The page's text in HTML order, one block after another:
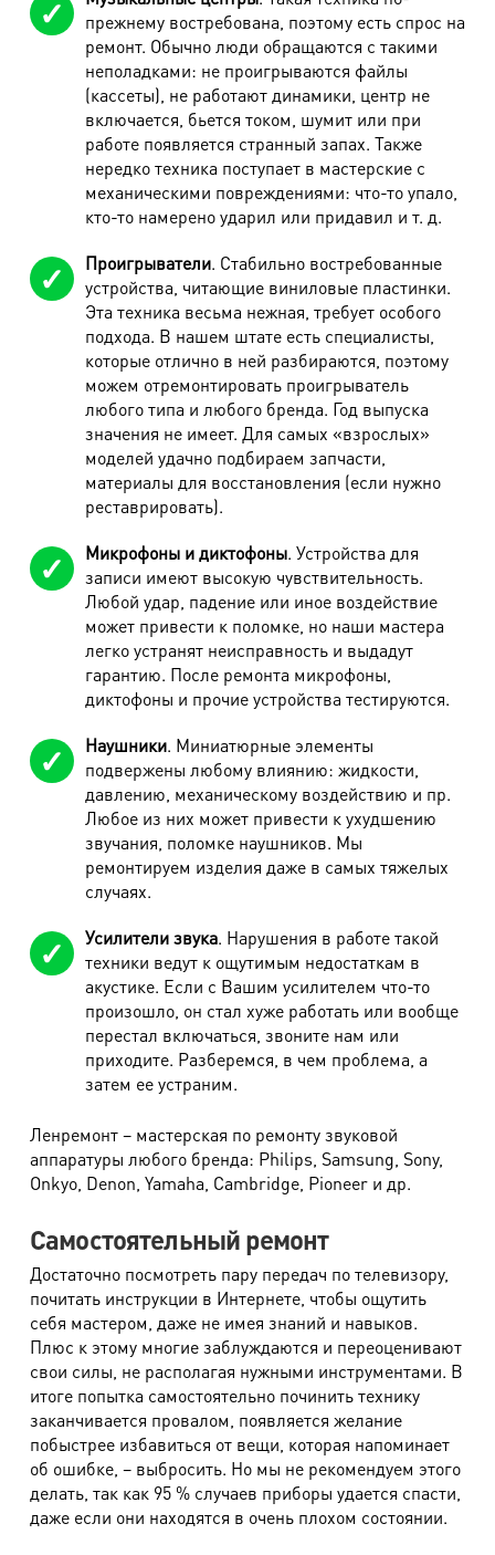
прежнему востребована, поэтому есть спрос на
ремонт. Обычно люди обращаются с такими
неполадками: не проигрываются файлы
(кассеты), не работают динамики, центр не
включается, бьется током, шумит или при
работе появляется странный запах. Также
нередко техника поступает в мастерские с
механическими повреждениями: что-то упало,
кто-то намерено ударил или придавил и т. д.
Проигрыватели. Стабильно востребованные
устройства, читающие виниловые пластинки.
Эта техника весьма нежная, требует особого
подхода. В нашем штате есть специалисты,
которые отлично в ней разбираются, поэтому
можем отремонтировать проигрыватель
любого типа и любого бренда. Год выпуска
значения не имеет. Для самых «взрослых»
моделей удачно подбираем запчасти,
материалы для восстановления (если нужно
реставрировать).
Микрофоны и диктофоны. Устройства для
записи имеют высокую чувствительность.
Любой удар, падение или иное воздействие
может привести к поломке, но наши мастера
легко устранят неисправность и выдадут
гарантию. После ремонта микрофоны,
диктофоны и прочие устройства тестируются.
Наушники. Миниатюрные элементы
подвержены любому влиянию: жидкости,
давлению, механическому воздействию и пр.
Любое из них может привести к ухудшению
звучания, поломке наушников. Мы
ремонтируем изделия даже в самых тяжелых
случаях.
Усилители звука. Нарушения в работе такой
техники ведут к ощутимым недостаткам в
акустике. Если с Вашим усилителем что-то
произошло, он стал хуже работать или вообще
перестал включаться, звоните нам или
приходите. Разберемся, в чем проблема, а
затем ее устраним.
Ленремонт – мастерская по ремонту звуковой
аппаратуры любого бренда: Philips, Samsung, Sony,
Onkyo, Denon, Yamaha, Cambridge, Pioneer и др.
Самостоятельный ремонт
Достаточно посмотреть пару передач по телевизору,
почитать инструкции в Интернете, чтобы ощутить
себя мастером, даже не имея знаний и навыков.
Плюс к этому многие заблуждаются и переоценивают
свои силы, не располагая нужными инструментами. В
итоге попытка самостоятельно починить технику
заканчивается провалом, появляется желание
побыстрее избавиться от вещи, которая напоминает
об ошибке, – выбросить. Но мы не рекомендуем этого
делать, так как 95 % случаев приборы удается спасти,
даже если они находятся в очень плохом состоянии.